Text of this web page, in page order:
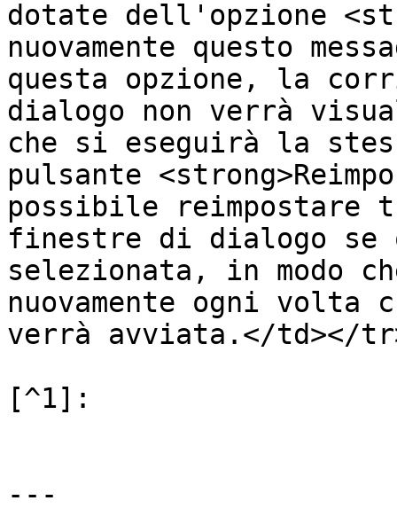
dotate dell'opzione
nuovamente questo
questa opzione, la
dialogo non verrà
che si eseguirà la
pulsante
possibile
finestre di dialogo se
selezionata, in modo
nuovamente ogni
verrà avviata.</td></
[^1]:
---